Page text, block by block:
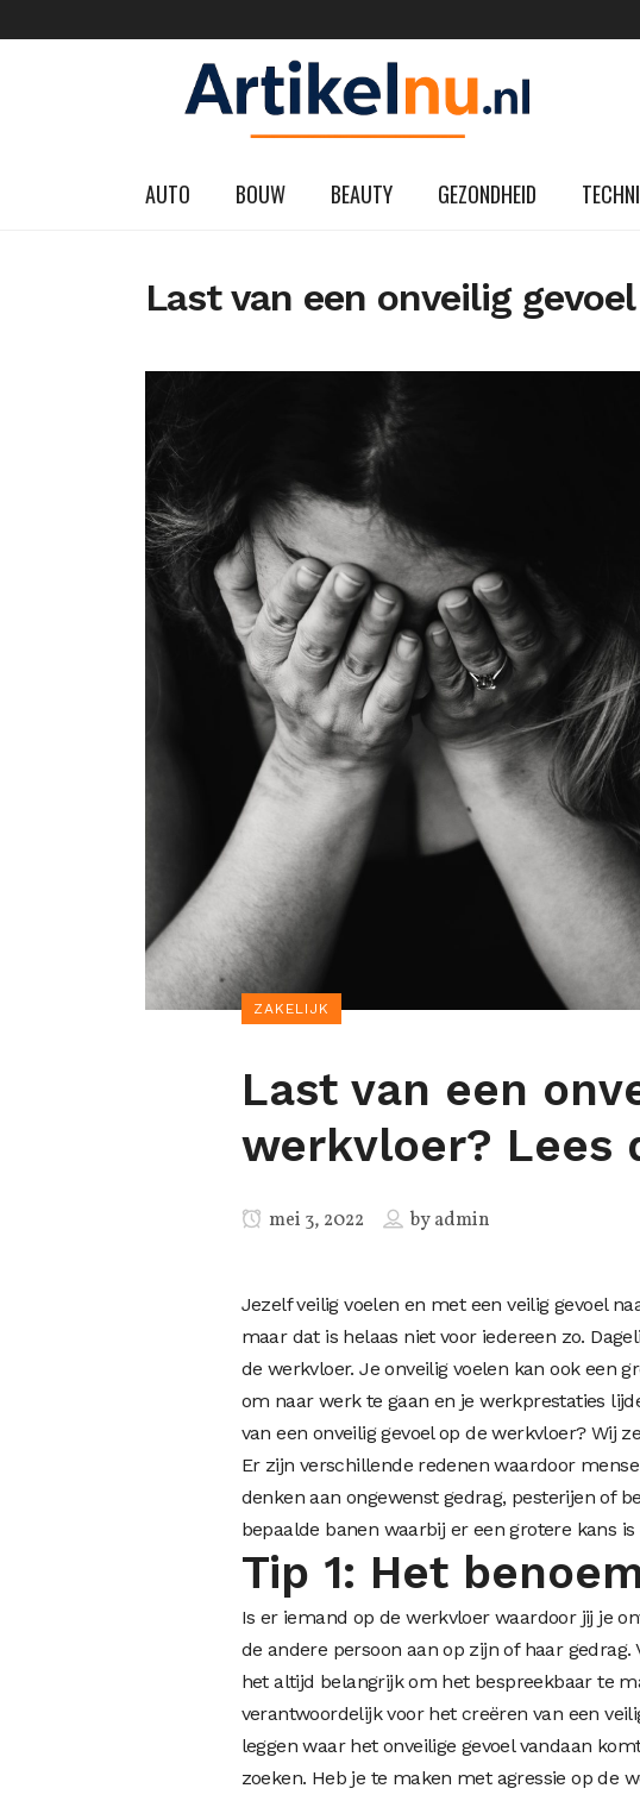
AUTO BOUW BEAUTY GEZONDHEID
Last van een onveilig
ZAKELIJK
Last van een
werkvloer? Lees
mei 3, 2022 byadmin
Jezelf veilig voelen en met een veilig gevoel
maar dat is helaas niet voor iedereen zo.
de werkvloer. Je onveilig voelen kan ook een
om naar werk te gaan en je werkprestaties
van een onveilig gevoel op de werkvloer? Wij
Er zijn verschillende redenen waardoor
denken aan ongewenst gedrag, pesterijen of
bepaalde banen waarbij er een grotere kans
Tip 1: Het
Is er iemand op de werkvloer waardoor jij je
de andere persoon aan op zijn of haar
het altijd belangrijk om het bespreekbaar te
verantwoordelijk voor het creëren van een
leggen waar het onveilige gevoel vandaan
zoeken. Heb je te maken met agressie op de